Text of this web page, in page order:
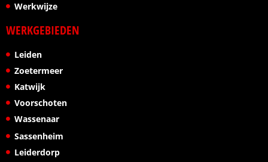
Werkwijze
WERKGEBIEDEN
Leiden
Zoetermeer
Katwijk
Voorschoten
Wassenaar
Sassenheim
Leiderdorp